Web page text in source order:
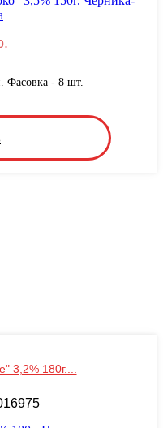
Фасовка - 8 шт.
3,2% 180г....